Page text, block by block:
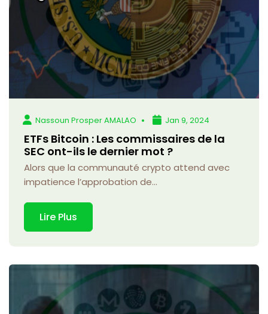
Nassoun Prosper AMALAO Jan 9, 2024
ETFs Bitcoin : Les commissaires de la
SEC ont-ils le dernier mot ?
Alors que la communauté crypto attend avec
impatience l’approbation de...
Lire Plus